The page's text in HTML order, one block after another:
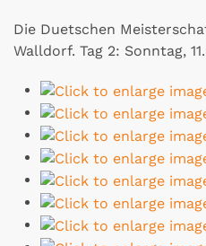
Die Duetschen
Walldorf. Tag 2: Sonntag,